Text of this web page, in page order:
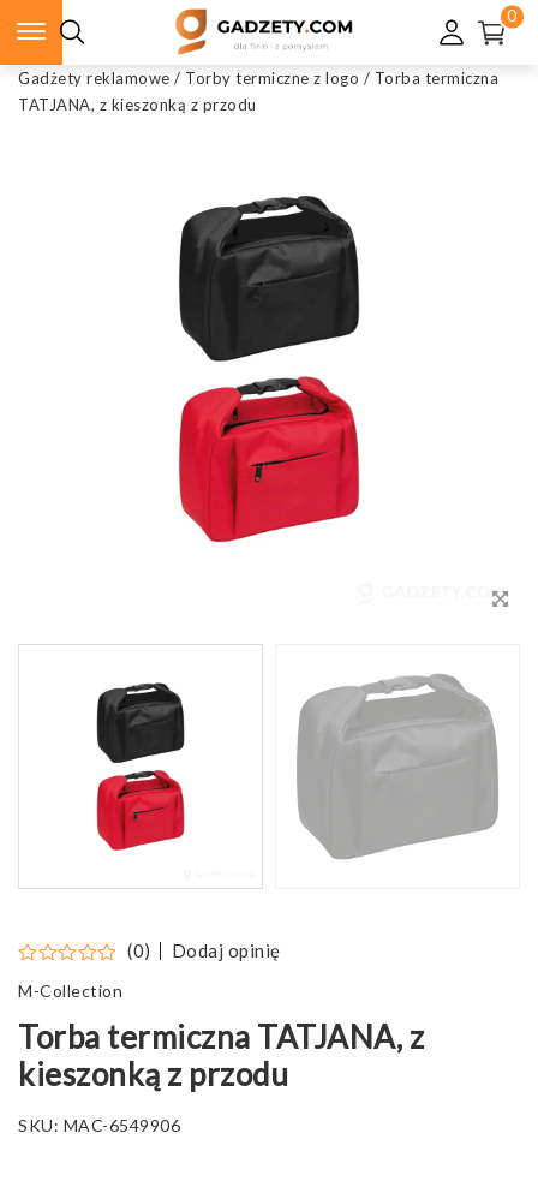
0
Gadżety reklamowe / Torby termiczne z logo / Torba termiczna
TATJANA, z kieszonką z przodu
(0) Dodaj opinię
M-Collection
Torba termiczna TATJANA, z
kieszonką z przodu
SKU: MAC-6549906